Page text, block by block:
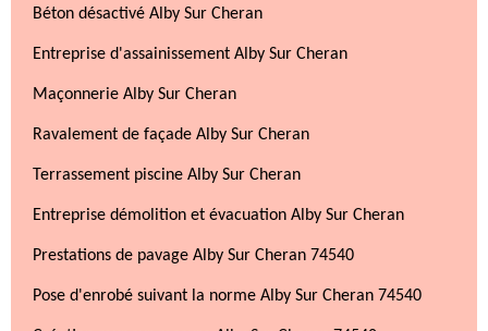
Béton désactivé Alby Sur Cheran
Entreprise d'assainissement Alby Sur Cheran
Maçonnerie Alby Sur Cheran
Ravalement de façade Alby Sur Cheran
Terrassement piscine Alby Sur Cheran
Entreprise démolition et évacuation Alby Sur Cheran
Prestations de pavage Alby Sur Cheran 74540
Pose d'enrobé suivant la norme Alby Sur Cheran 74540